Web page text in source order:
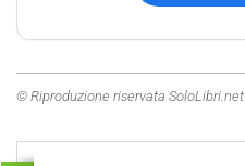
© Riproduzione riservata SoloLibri.net